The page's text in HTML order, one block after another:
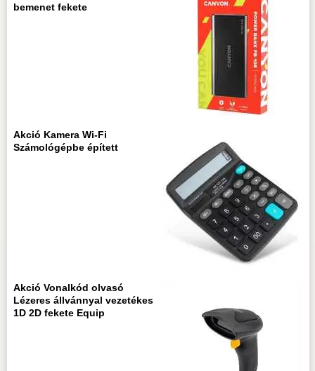
bemenet fekete
Akció Kamera Wi-Fi
Számológépbe épített
Akció Vonalkód olvasó
Lézeres állvánnyal vezetékes
1D 2D fekete Equip